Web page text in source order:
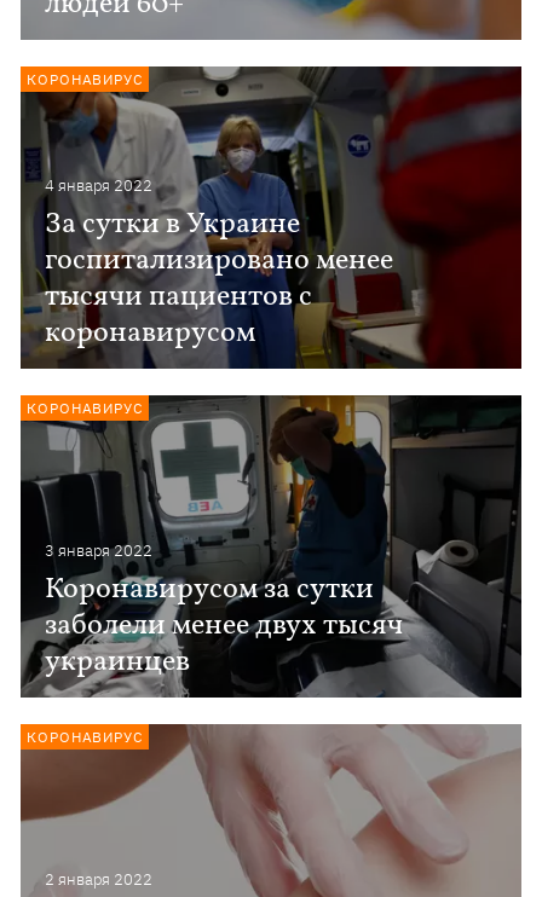
4 января 2022
За сутки в Украине
госпитализировано менее
тысячи пациентов с
коронавирусом
КОРОНАВИРУС
3 января 2022
Коронавирусом за сутки
заболели менее двух тысяч
украинцев
КОРОНАВИРУС
2 января 2022
КОРОНАВИРУС